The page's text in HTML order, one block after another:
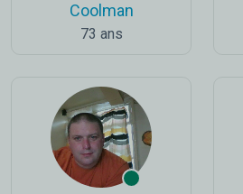
Coolman
73 ans